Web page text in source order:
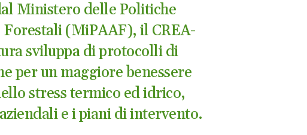
Ministero delle Politiche
(MiPAAF), il CREA-
sviluppa di protocolli di
per un maggiore benessere
stress termico ed idrico,
e i piani di intervento.